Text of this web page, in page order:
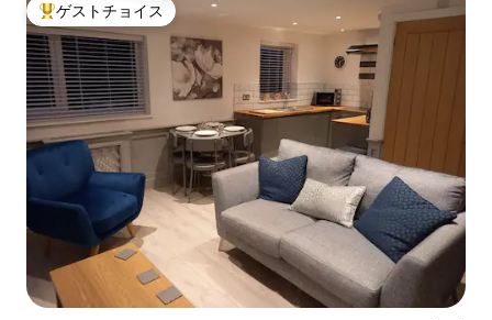
大好評のゲストチョイスです。
ゲストチョイス